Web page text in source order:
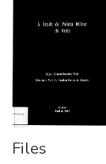
Files